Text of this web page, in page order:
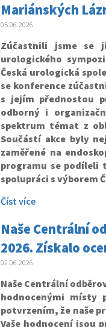
Mariánských
05.06.2026
Zúčastnili jsme se
urologického
Česká urologická
se konference
s jejím přednostou
odborný i
spektrum témat z
Součástí akce byly
zaměřené na
programu se podíleli
spolupráci s výborem
Číst více
Naše Centrální
2026. Získalo
02.06.2026
Naše Centrální
hodnocenými místy
potvrzením, že naše
Vaše hodnocení jsou